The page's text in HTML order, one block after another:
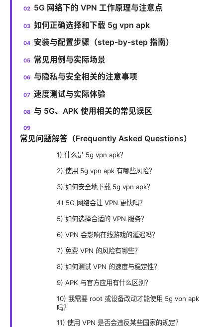
5G 网络下的 VPN 工作原理与注意点
如何正确选择和下载 5g vpn apk
安装与配置步骤（step-by-step 指南）
常见用例与实际场景
与隐私与安全相关的注意事项
速度测试与实际体验
与 5G、APK 使用相关的常见误区
常见问题解答（Frequently Asked Questions）
1) 什么是 5g vpn apk？
2) 使用 5g vpn apk 有哪些风险？
3) 如何安全地下载 5g vpn apk？
4) 5G 网络会让 VPN 更快吗？
5) 如何选择合适的 VPN 服务？
6) VPN 会影响在线游戏的延迟吗？
7) 免费 VPN 的风险有哪些？
8) 如何测试 VPN 的速度与稳定性？
9) APK 与官方应用有什么区别？
10) 我需要 root 或设备改动才能使用 5g vpn apk
吗？
11) 使用 VPN 是否会违反某些国家的规定？